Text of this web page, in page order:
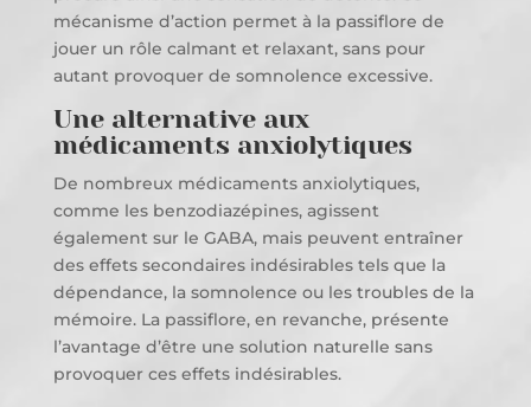
mécanisme d’action permet à la passiflore de
jouer un rôle calmant et relaxant, sans pour
autant provoquer de somnolence excessive.
Une alternative aux
médicaments anxiolytiques
De nombreux médicaments anxiolytiques,
comme les benzodiazépines, agissent
également sur le GABA, mais peuvent entraîner
des effets secondaires indésirables tels que la
dépendance, la somnolence ou les troubles de la
mémoire. La passiflore, en revanche, présente
l’avantage d’être une solution naturelle sans
provoquer ces effets indésirables.